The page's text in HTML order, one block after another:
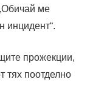
ме
инцидент“.
прожекции,
тях поотделно